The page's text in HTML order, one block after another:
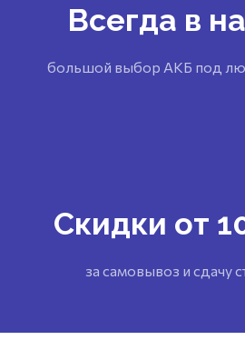
Всегда в
большой выбор АКБ под
Скидки от
за самовывоз и сдачу